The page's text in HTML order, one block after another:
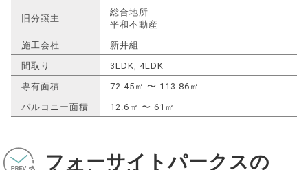
旧分譲主
総合地所
平和不動産
施工会社
新井組
間取り
3LDK, 4LDK
専有面積
72.45㎡ 〜 113.86㎡
バルコニー面積
12.6㎡ 〜 61㎡
フォーサイトパークスの